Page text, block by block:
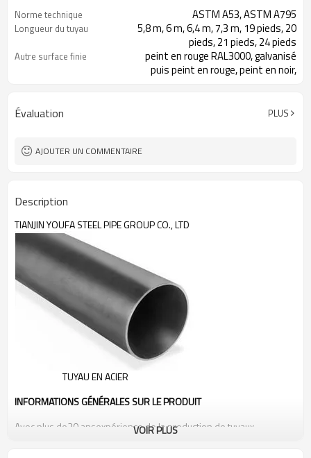
Norme technique ASTM A53, ASTM A795
Longueur du tuyau
5,8 m, 6 m, 6,4 m, 7,3 m, 19 pieds, 20
pieds, 21 pieds, 24 pieds
Autre surface finie
peint en rouge RAL3000, galvanisé
puis peint en rouge, peint en noir,
À propos de la surface finie
la surface finie peut être spécifiée
Évaluation PLUS
AJOUTER UN COMMENTAIRE
Description
TIANJIN YOUFA STEEL PIPE GROUP CO., LTD
TUYAU EN ACIER
INFORMATIONS GÉNÉRALES SUR LE PRODUIT
Avec plus de20 ansexpérience de la production de tuyaux,
VOIR PLUS